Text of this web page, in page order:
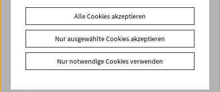
Alle Cookies akzeptieren
Nur ausgewählte Cookies akzeptieren
Nur notwendige Cookies verwenden